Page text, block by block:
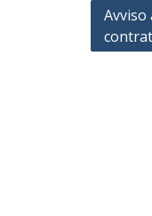
articoli